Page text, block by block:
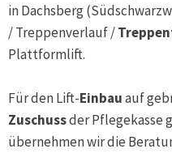
inDachsberg
/ Treppenverlauf /
Plattformlift.
Für den Lift-Einbauauf
Zuschussder Pflegekasse
übernehmen wir die